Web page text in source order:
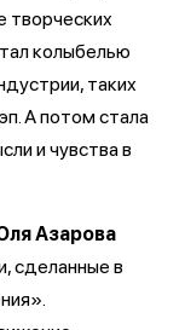
творческих
колыбелью
таких
А потом стала
и чувства в
Азарова
сделанные в